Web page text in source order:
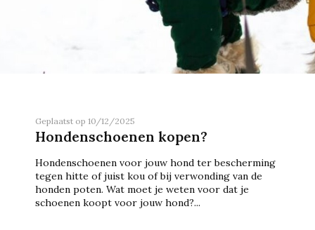
Geplaatst op 10/12/2025
Hondenschoenen kopen?
Hondenschoenen voor jouw hond ter bescherming
tegen hitte of juist kou of bij verwonding van de
honden poten. Wat moet je weten voor dat je
schoenen koopt voor jouw hond?...